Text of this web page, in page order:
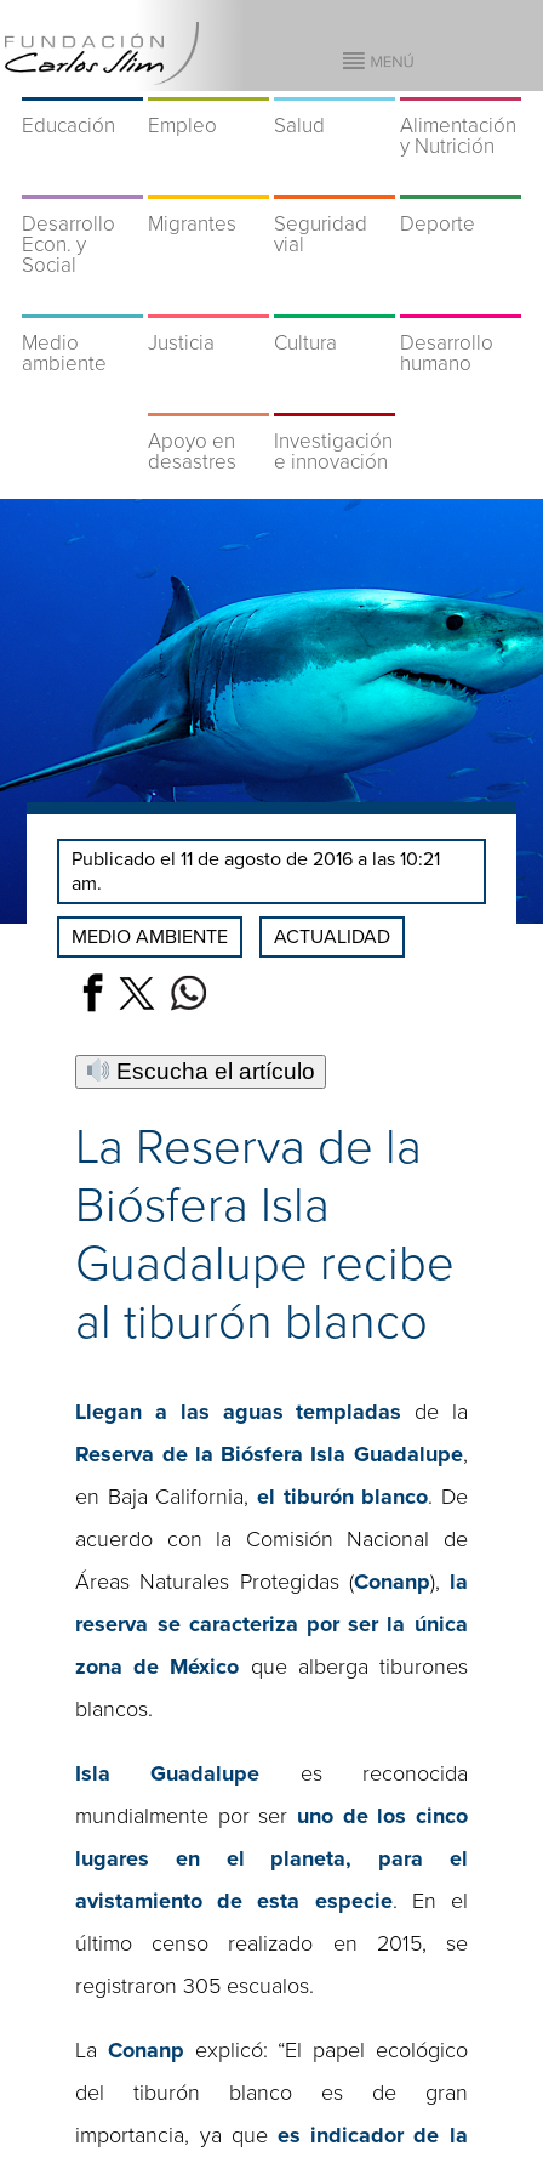
Educación Empleo Salud
Alimentación
y Nutrición
Desarrollo
Econ. y
Social
Migrantes
Seguridad
vial
Deporte
Medio
ambiente
Justicia Cultura
Desarrollo
humano
Apoyo en
desastres
Investigación
e innovación
Publicado el 11 de agosto de 2016 a las 10:21
am.
MEDIO AMBIENTE ACTUALIDAD
Escucha el artículo
La Reserva de la
Biósfera Isla
Guadalupe recibe
al tiburón blanco
Llegan a las aguas templadas de la
Reserva de la Biósfera Isla Guadalupe,
en Baja California, el tiburón blanco. De
acuerdo con la Comisión Nacional de
Áreas Naturales Protegidas (Conanp), la
reserva se caracteriza por ser la única
zona de México que alberga tiburones
blancos.
Isla Guadalupe es reconocida
mundialmente por ser uno de los cinco
lugares en el planeta, para el
avistamiento de esta especie. En el
último censo realizado en 2015, se
registraron 305 escualos.
LaConanp explicó: “El papel ecológico
del tiburón blanco es de gran
importancia, ya quees indicador de la